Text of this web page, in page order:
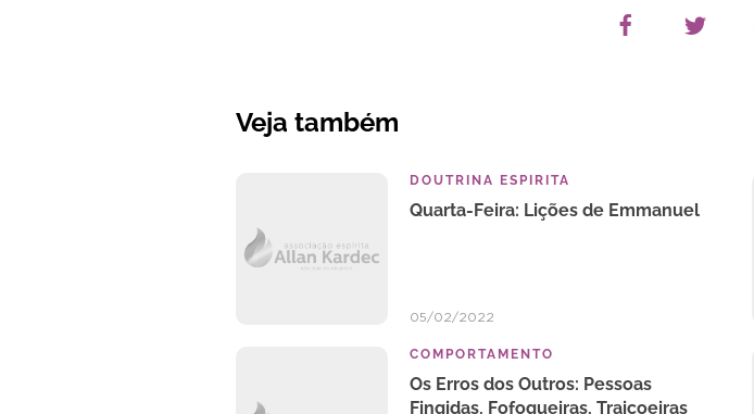
Veja também
DOUTRINA ESPIRITA
Quarta-Feira: Lições de Emmanuel
05/02/2022
COMPORTAMENTO
Os Erros dos Outros: Pessoas
Fingidas, Fofoqueiras, Traiçoeiras